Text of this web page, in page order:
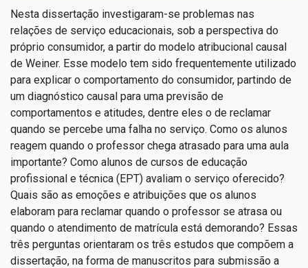
Nesta dissertação investigaram-se problemas nas
relações de serviço educacionais, sob a perspectiva do
próprio consumidor, a partir do modelo atribucional causal
de Weiner. Esse modelo tem sido frequentemente utilizado
para explicar o comportamento do consumidor, partindo de
um diagnóstico causal para uma previsão de
comportamentos e atitudes, dentre eles o de reclamar
quando se percebe uma falha no serviço. Como os alunos
reagem quando o professor chega atrasado para uma aula
importante? Como alunos de cursos de educação
profissional e técnica (EPT) avaliam o serviço oferecido?
Quais são as emoções e atribuições que os alunos
elaboram para reclamar quando o professor se atrasa ou
quando o atendimento de matrícula está demorando? Essas
três perguntas orientaram os três estudos que compõem a
dissertação, na forma de manuscritos para submissão a